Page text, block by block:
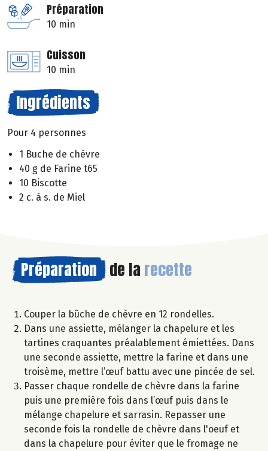
Préparation
10 min
Cuisson
10 min
Ingrédients
Pour 4 personnes
1 Buche de chèvre
40 g de Farine t65
10 Biscotte
2 c. à s. de Miel
Préparation de la recette
Couper la bûche de chèvre en 12 rondelles.
Dans une assiette, mélanger la chapelure et les
tartines craquantes préalablement émiettées. Dans
une seconde assiette, mettre la farine et dans une
troisème, mettre l’œuf battu avec une pincée de sel.
Passer chaque rondelle de chèvre dans la farine
puis une première fois dans l’œuf puis dans le
mélange chapelure et sarrasin. Repasser une
seconde fois la rondelle de chèvre dans l'oeuf et
dans la chapelure pour éviter que le fromage ne